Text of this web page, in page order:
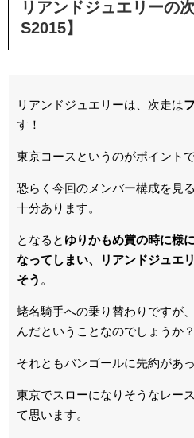
リアンドジュエリーの
S2015】
リアンドジュエリーは、次走は
す！
東京コースというのがポイントで
恐らく今回のメンバー構成を見
十分あります。
となると ゆりかもめ賞の時に様
なってしまい、リアンドジュエ
そう 。
蛯名騎手への乗り替わりですが
んだということなのでしょうか？
それともバンゴールに先約があ
東京でスローになりそうなレー
て思います。